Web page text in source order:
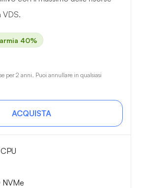
VDS.
40%
per 2 anni. Puoi annullare in qualsiasi
ACQUISTA
NVMe